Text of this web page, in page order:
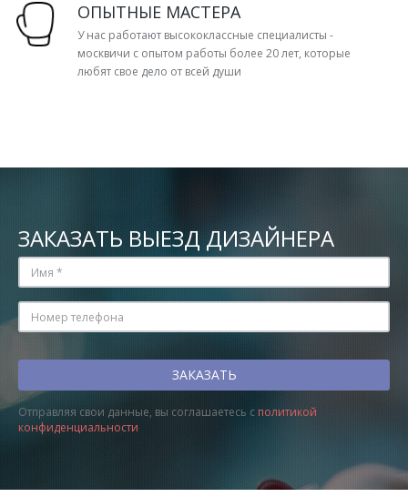
ОПЫТНЫЕ МАСТЕРА
У нас работают высококлассные специалисты -
москвичи с опытом работы более 20 лет, которые
любят свое дело от всей души
ЗАКАЗАТЬ ВЫЕЗД ДИЗАЙНЕРА
Отправляя свои данные, вы соглашаетесь с политикой
конфиденциальности